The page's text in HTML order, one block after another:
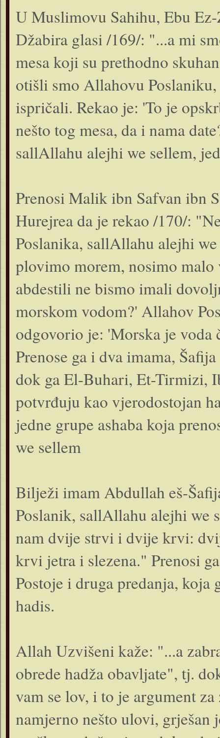
U Muslimovu Sahihu, Ebu
Džabira glasi /169/: "...a mi
mesa koji su prethodno
otišli smo Allahovu
ispričali. Rekao je: 'To je
nešto tog mesa, da i nama
sallAllahu alejhi we sellem,
Prenosi Malik ibn Safvan ibn
Hurejrea da je rekao /170/:
Poslanika, sallAllahu alejhi
plovimo morem, nosimo malo
abdestili ne bismo imali
morskom vodom?' Allahov
odgovorio je: 'Morska je voda
Prenose ga i dva imama,
dok ga El-Buhari, Et-Tirmizi,
potvrđuju kao vjerodostojan
jedne grupe ashaba koja
we sellem
Bilježi imam Abdullah eš-
Poslanik, sallAllahu alejhi we
nam dvije strvi i dvije krvi:
krvi jetra i slezena." Prenosi
Postoje i druga predanja, koja
hadis.
Allah Uzvišeni kaže: "...a
obrede hadža obavljate", tj.
vam se lov, i to je argument
namjerno nešto ulovi,